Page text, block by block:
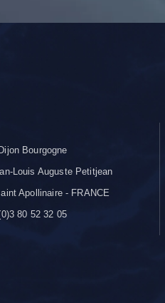
Bourgogne
Louis Auguste Petitjean
Apollinaire - FRANCE
80 52 32 05